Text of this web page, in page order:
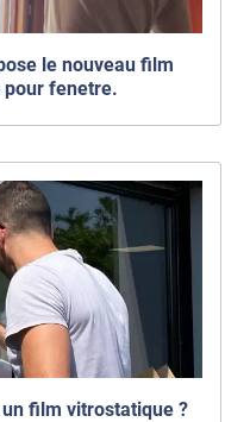
le nouveau film
fenetre.
film vitrostatique ?